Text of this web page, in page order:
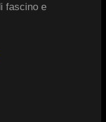
fascino e